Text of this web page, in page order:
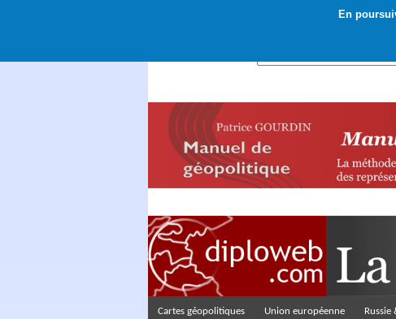
En
Cartes géopolitiques Union européenne Russie